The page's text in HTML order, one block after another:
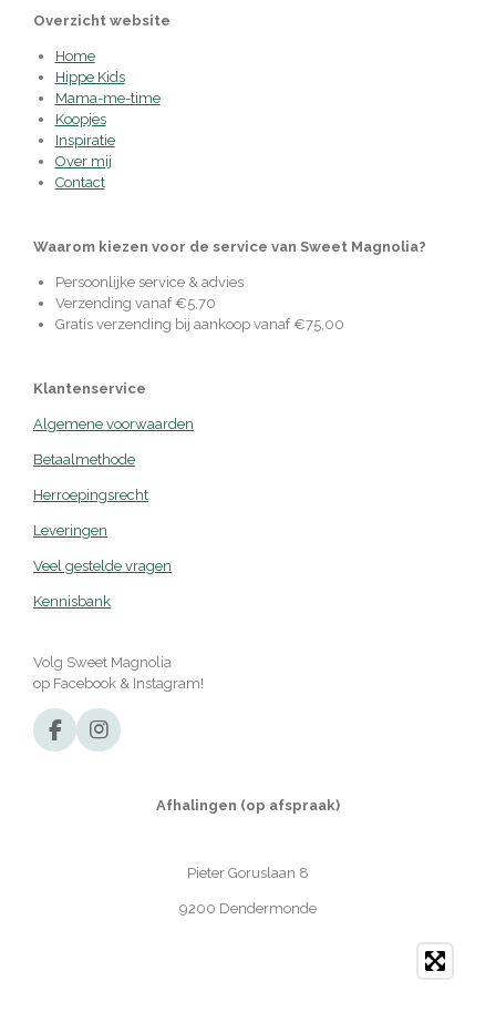
Overzicht website
Home
Hippe Kids
Mama-me-time
Koopjes
Inspiratie
Over mij
Contact
Waarom kiezen voor de service van Sweet Magnolia?
Persoonlijke service & advies
Verzending vanaf €5,70
Gratis verzending bij aankoop vanaf €75,00
Klantenservice
Algemene voorwaarden
Betaalmethode
Herroepingsrecht
Leveringen
Veel gestelde vragen
Kennisbank
Volg Sweet Magnolia
op Facebook & Instagram!
F
a
I
n
Afhalingen (op afspraak)
Pieter Goruslaan 8
9200 Dendermonde